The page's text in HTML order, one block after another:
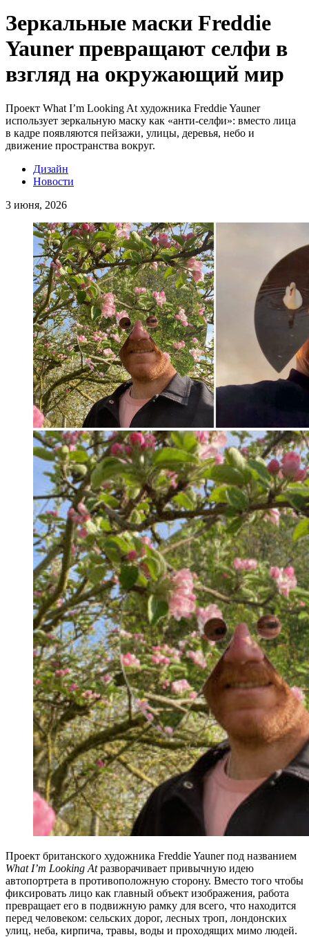
Зеркальные маски Freddie
Yauner превращают селфи в
взгляд на окружающий мир
Проект What I’m Looking At художника Freddie Yauner
использует зеркальную маску как «анти-селфи»: вместо лица
в кадре появляются пейзажи, улицы, деревья, небо и
движение пространства вокруг.
Дизайн
Новости
3 июня, 2026
Проект британского художника Freddie Yauner под названием
What I’m Looking Atразворачивает привычную идею
автопортрета в противоположную сторону. Вместо того чтобы
фиксировать лицо как главный объект изображения, работа
превращает его в подвижную рамку для всего, что находится
перед человеком: сельских дорог, лесных троп, лондонских
улиц, неба, кирпича, травы, воды и проходящих мимо людей.